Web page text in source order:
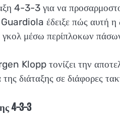
4-3-3 για να
έδειξε πώς αυτή η
γκολ μέσω περίπλοκων
τονίζει την
διάταξης σε διάφορες
4-3-3